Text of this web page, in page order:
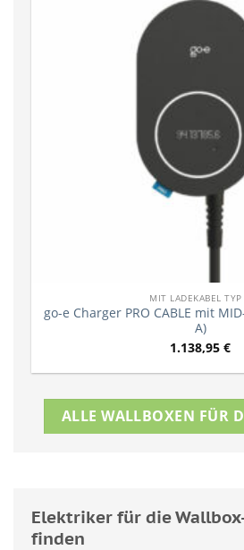
MIT LADEKABEL TYP
go-e Charger PRO CABLE mit
A)
1.138,95 €
ALLE WALLBOXEN FÜR
Elektriker für die
finden